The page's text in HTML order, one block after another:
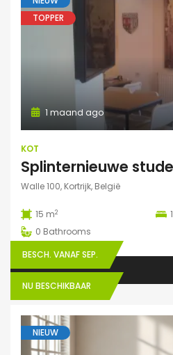
TOPPER
1 maand ago
KOT
Walle 100, Kortrijk, België
15 m2 1
0 Bathrooms
BESCH. VANAF SEP.
NU BESCHIKBAAR
NIEUW